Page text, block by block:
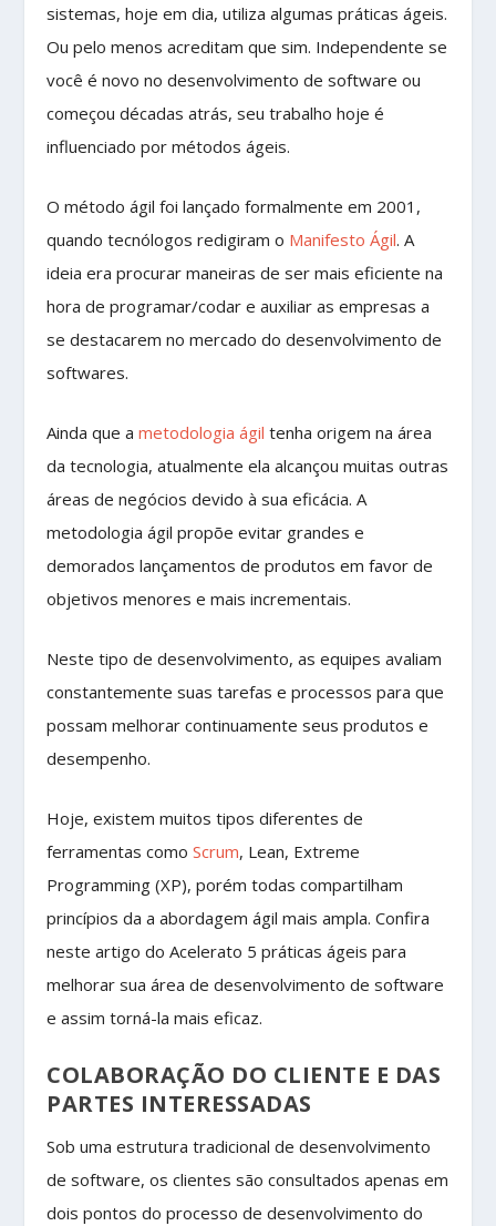
sistemas, hoje em dia, utiliza algumas práticas ágeis.
Ou pelo menos acreditam que sim. Independente se
você é novo no desenvolvimento de software ou
começou décadas atrás, seu trabalho hoje é
influenciado por métodos ágeis.
O método ágil foi lançado formalmente em 2001,
quando tecnólogos redigiram o Manifesto Ágil. A
ideia era procurar maneiras de ser mais eficiente na
hora de programar/codar e auxiliar as empresas a
se destacarem no mercado do desenvolvimento de
softwares.
Ainda que ametodologia ágil tenha origem na área
da tecnologia, atualmente ela alcançou muitas outras
áreas de negócios devido à sua eficácia. A
metodologia ágil propõe evitar grandes e
demorados lançamentos de produtos em favor de
objetivos menores e mais incrementais.
Neste tipo de desenvolvimento, as equipes avaliam
constantemente suas tarefas e processos para que
possam melhorar continuamente seus produtos e
desempenho.
Hoje, existem muitos tipos diferentes de
ferramentas comoScrum, Lean, Extreme
Programming (XP), porém todas compartilham
princípios da a abordagem ágil mais ampla. Confira
neste artigo do Acelerato 5 práticas ágeis para
melhorar sua área de desenvolvimento de software
e assim torná-la mais eficaz.
COLABORAÇÃO DO CLIENTE E DAS
PARTES INTERESSADAS
Sob uma estrutura tradicional de desenvolvimento
de software, os clientes são consultados apenas em
dois pontos do processo de desenvolvimento do